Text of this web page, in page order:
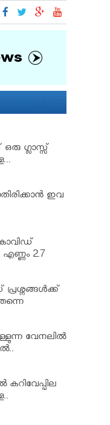
ഗ്ലാസ്സ്
ഇവ
2.7
വേനലിൽ
കറിവേപ്പില